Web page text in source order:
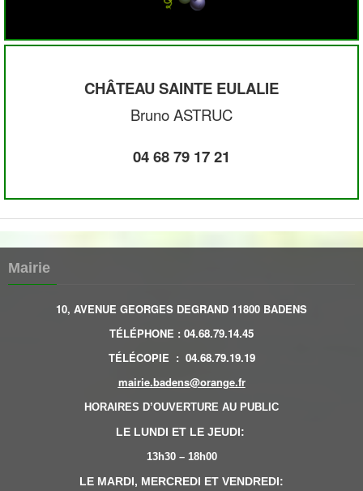
CHÂTEAU SAINTE EULALIE
Bruno ASTRUC
04 68 79 17 21
Mairie
10, AVENUE GEORGES DEGRAND 11800 BADENS
TÉLÉPHONE : 04.68.79.14.45
TÉLÉCOPIE : 04.68.79.19.19
mairie.badens@orange.fr
HORAIRES D’OUVERTURE AU PUBLIC
LE LUNDI ET LE JEUDI:
13h30 – 18h00
LE MARDI, MERCREDI ET VENDREDI: